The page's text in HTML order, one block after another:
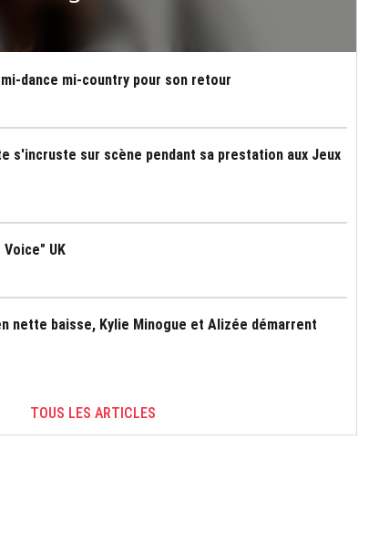
dance mi-country pour son retour
s'incruste sur scène pendant sa prestation aux Jeux
UK
nette baisse, Kylie Minogue et Alizée démarrent
TOUS LES ARTICLES